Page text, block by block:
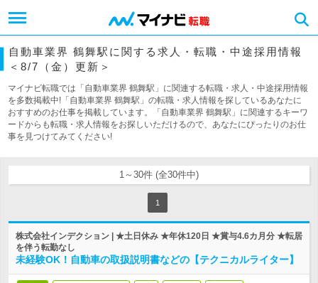
自動車業界 鶴舞駅に関する求人・転職・中途採用情報
＜8/7（金）更新＞
マイナビ転職では「自動車業界 鶴舞駅」に関連する転職・求人・中途採用情報
を多数掲載中!「自動車業界 鶴舞駅」の転職・求人情報を探しているあなたに
おすすめのお仕事を掲載しています。「自動車業界 鶴舞駅」に関連するキーワ
ードからも転職・求人情報をお探しいただけるので、あなたにぴったりのお仕
事を見つけてみてください!
1～30件 (全30件中)
1
株式会社インデクション | ★土日休み ★年休120日 ★賞与4.6カ月分 ★転居
を伴う転勤なし
未経験OK！自動車の取扱説明書などの【テクニカルライター】